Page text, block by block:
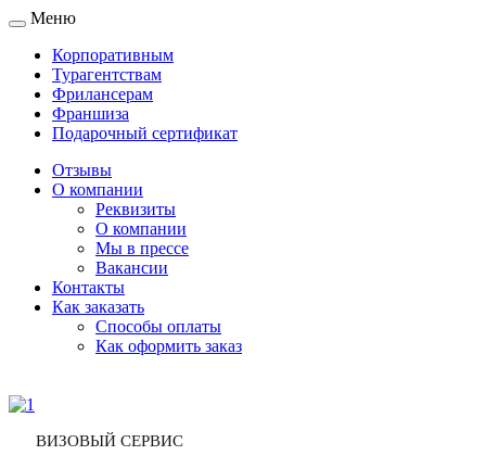
Toggle
navigation
Меню
Корпоративным
Турагентствам
Фрилансерам
Франшиза
Подарочный сертификат
Отзывы
О компании
Реквизиты
О компании
Мы в прессе
Вакансии
Контакты
Как заказать
Способы оплаты
Как оформить заказ
ВИЗОВЫЙ СЕРВИС